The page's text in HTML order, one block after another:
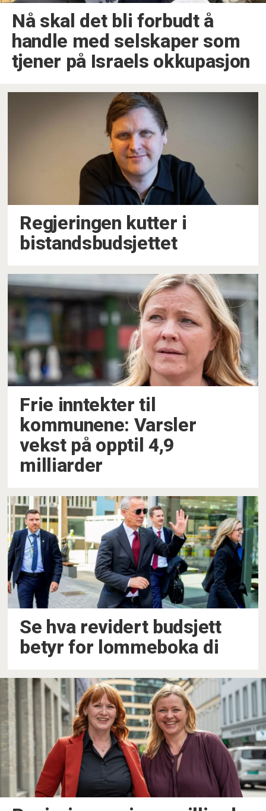
Nå skal det bli forbudt å
handle med selskaper som
tjener på Israels okkupasjon
Regjeringen kutter i
bistandsbudsjettet
Frie inntekter til
kommunene: Varsler
vekst på opptil 4,9
milliarder
Se hva revidert budsjett
betyr for lommeboka di